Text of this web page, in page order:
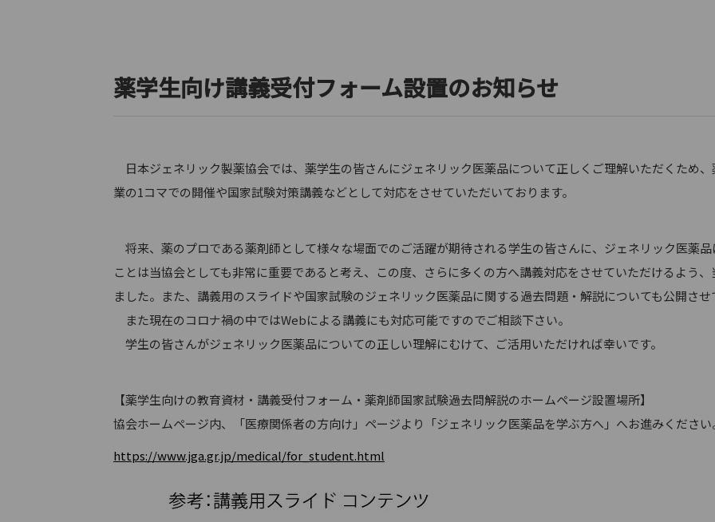
薬学生向け講義受付フォーム設置のお知らせ
日本ジェネリック製薬協会では、薬学生の皆さんにジェネリック医薬品について正しくご理解いただくため
業の1コマでの開催や国家試験対策講義などとして対応をさせていただいております。
将来、薬のプロである薬剤師として様々な場面でのご活躍が期待される学生の皆さんに、ジェネリック医薬
ことは当協会としても非常に重要であると考え、この度、さらに多くの方へ講義対応をさせていただけるよう
ました。また、講義用のスライドや国家試験のジェネリック医薬品に関する過去問題・解説についても公開さ
また現在のコロナ禍の中ではWebによる講義にも対応可能ですのでご相談下さい。
学生の皆さんがジェネリック医薬品についての正しい理解にむけて、ご活用いただければ幸いです。
【薬学生向けの教育資材・講義受付フォーム・薬剤師国家試験過去問解説のホームページ設置場所】
協会ホームページ内、「医療関係者の方向け」ページより「ジェネリック医薬品を学ぶ方へ」へお進みください
https://www.jga.gr.jp/medical/for_student.html